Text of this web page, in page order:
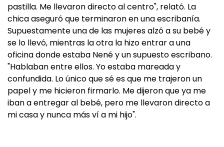
pastilla. Me llevaron directo al centro", relató. La
chica aseguró que terminaron en una escribanía.
Supuestamente una de las mujeres alzó a su bebé y
se lo llevó, mientras la otra la hizo entrar a una
oficina donde estaba Nené y un supuesto escribano.
"Hablaban entre ellos. Yo estaba mareada y
confundida. Lo único que sé es que me trajeron un
papel y me hicieron firmarlo. Me dijeron que ya me
iban a entregar al bebé, pero me llevaron directo a
mi casa y nunca más ví a mi hijo".